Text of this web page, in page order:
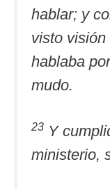
hablar; y
visto
hablaba
mudo.
23 Y
ministerio,